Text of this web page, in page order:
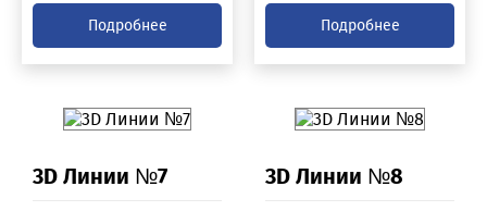
Подробнее Подробнее
3D Линии №7 3D Линии №8